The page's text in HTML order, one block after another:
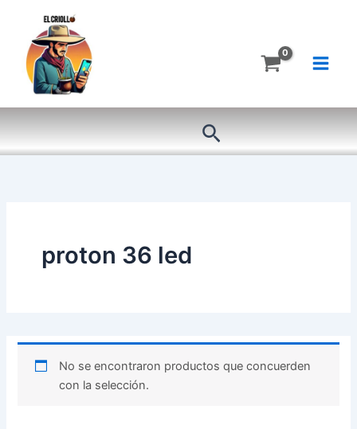
contenido
Buscar
proton 36 led
No se encontraron productos que concuerden
con la selección.